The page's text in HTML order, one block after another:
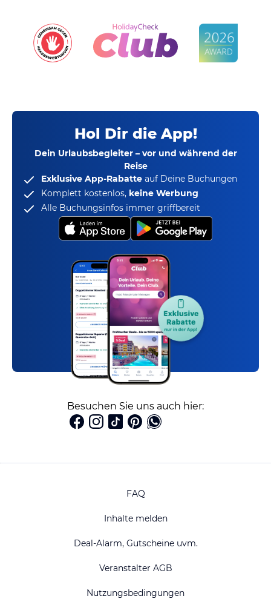
Hol Dir die App!
Dein Urlaubsbegleiter – vor und während der
Reise
Exklusive App-Rabatte auf Deine Buchungen
Komplett kostenlos, keine Werbung
Alle Buchungsinfos immer griffbereit
Besuchen Sie uns auch hier:
FAQ
Inhalte melden
Deal-Alarm, Gutscheine uvm.
Veranstalter AGB
Nutzungsbedingungen